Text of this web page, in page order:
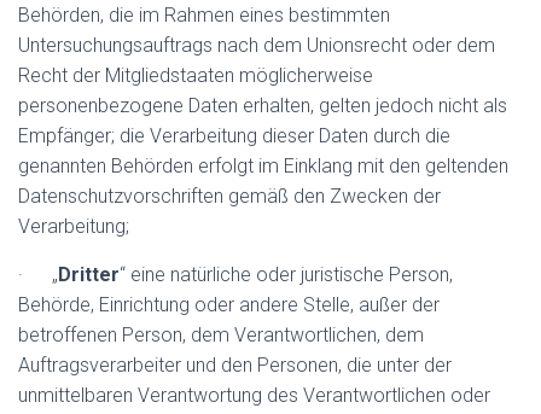
Behörden, die im Rahmen eines bestimmten
Untersuchungsauftrags nach dem Unionsrecht oder dem
Recht der Mitgliedstaaten möglicherweise
personenbezogene Daten erhalten, gelten jedoch nicht als
Empfänger; die Verarbeitung dieser Daten durch die
genannten Behörden erfolgt im Einklang mit den geltenden
Datenschutzvorschriften gemäß den Zwecken der
Verarbeitung;
· „Dritter“ eine natürliche oder juristische Person,
Behörde, Einrichtung oder andere Stelle, außer der
betroffenen Person, dem Verantwortlichen, dem
Auftragsverarbeiter und den Personen, die unter der
unmittelbaren Verantwortung des Verantwortlichen oder